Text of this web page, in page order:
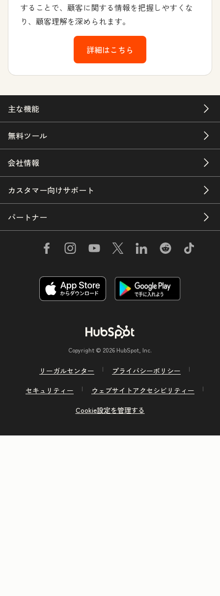
することで、顧客に関する情報を把握しやすくな
り、顧客理解を深められます。
詳細はこちら
主な機能
無料ツール
会社情報
カスタマー向けサポート
パートナー
Copyright © 2026 HubSpot, Inc.
リーガルセンター
プライバシーポリシー
セキュリティー
ウェブサイトアクセシビリティー
Cookie設定を管理する